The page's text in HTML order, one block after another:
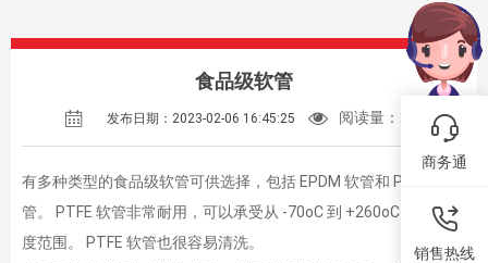
食品级软管
发布日期：2023-02-06 16:45:25 阅读量：
有多种类型的食品级软管可供选择，包括 EPDM 软管和 PTFE 软
管。 PTFE 软管非常耐用，可以承受从 -70oC 到 +260oC 的广泛温
度范围。 PTFE 软管也很容易清洗。
商务通
销售热线